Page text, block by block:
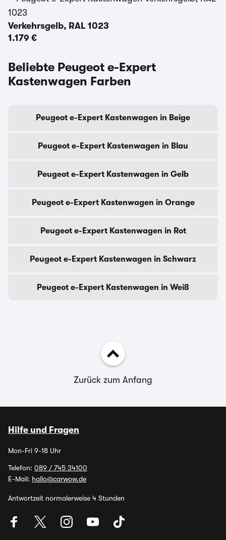
Verkehrsgelb, RAL 1023
1.179 €
Beliebte Peugeot e-Expert
Kastenwagen Farben
Peugeot e-Expert Kastenwagen in Beige
Peugeot e-Expert Kastenwagen in Blau
Peugeot e-Expert Kastenwagen in Gelb
Peugeot e-Expert Kastenwagen in Orange
Peugeot e-Expert Kastenwagen in Rot
Peugeot e-Expert Kastenwagen in Schwarz
Peugeot e-Expert Kastenwagen in Weiß
Zurück zum Anfang
Hilfe und Fragen
Mon-Fri 9-18 Uhr
Telefon: 089 / 745 34100
E-Mail: hallo@carwow.de
Antwortzeit normalerweise 4 Stunden